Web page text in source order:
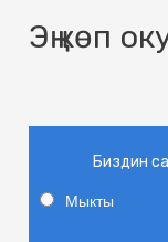
Эң көп
Биздин
Мыкты